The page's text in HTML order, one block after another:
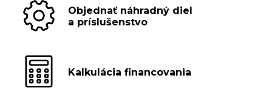
Objednať náhradný diel
a príslušenstvo
Kalkulácia financovania